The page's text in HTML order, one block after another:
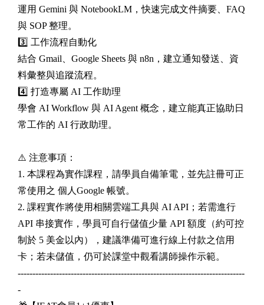
運用 Gemini 與 NotebookLM，快速完成文件摘要、FAQ
與 SOP 整理。
3️⃣ 工作流程自動化
結合 Gmail、Google Sheets 與 n8n，建立通知發送、資
料彙整與追蹤流程。
4️⃣ 打造專屬 AI 工作助理
學會 AI Workflow 與 AI Agent 概念，建立能真正協助日
常工作的 AI 行政助理。
⚠️ 注意事項：
1. 本課程為實作課程，請學員自備筆電，並先註冊可正
常使用之 個人Google 帳號。
2. 課程實作將使用相關雲端工具與 AI API；若需進行
API 串接實作，學員可自行儲值少量 API 額度（約可控
制於 5 美金以內），建議準備可進行線上付款之信用
卡；若未儲值，仍可於課堂中觀看講師操作示範。
-----------------------------------------------------------------------------
-